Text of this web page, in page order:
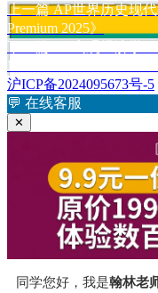
布
于
者
类
文
章
导
航
上一篇上
篇
文
AP世界历史现
Premium 2025》
下一篇
下
文
章：
Macroeconomics 2017
沪ICP备2024095673号-5
💬 在线客服
✕
同学您好，我是翰林老